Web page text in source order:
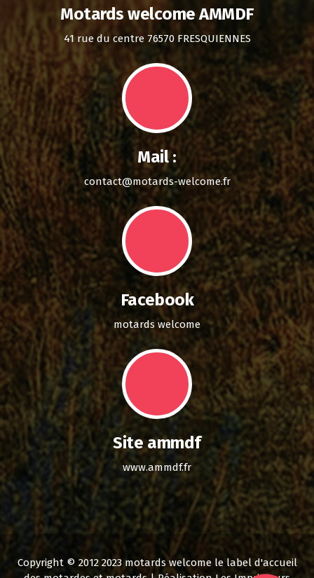
Motards welcome AMMDF
41 rue du centre 76570 FRESQUIENNES
Mail :
contact@motards-welcome.fr
Facebook
motards welcome
Site ammdf
www.ammdf.fr
Copyright © 2012 2023 motards welcome le label d'accueil